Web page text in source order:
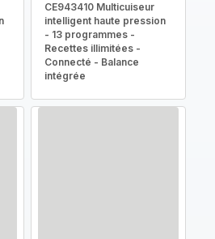
CE943410 Multicuiseur
intelligent haute pression
- 13 programmes -
Recettes illimitées -
Connecté - Balance
intégrée